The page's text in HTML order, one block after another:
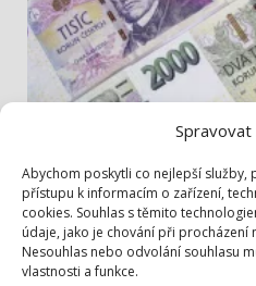
Spravovat
Abychom poskytli co nejlepší služby,
přístupu k informacím o zařízení,
cookies. Souhlas s těmito
údaje, jako je chování při procházení
Nesouhlas nebo odvolání souhlasu
vlastnosti a funkce.
Zastupitelé jednali hlavně
1. 8. 2026